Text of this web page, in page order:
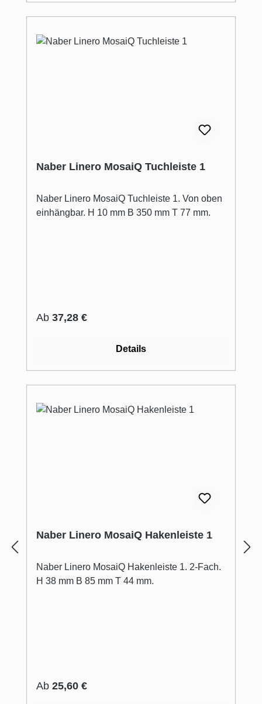
Naber Linero MosaiQ Tuchleiste 1
Naber Linero MosaiQ Tuchleiste 1. Von oben
einhängbar. H 10 mm B 350 mm T 77 mm.
Regulärer Preis:
Ab 37,28 €
Details
Naber Linero MosaiQ Hakenleiste 1
Naber Linero MosaiQ Hakenleiste 1. 2-Fach.
H 38 mm B 85 mm T 44 mm.
Regulärer Preis:
Ab 25,60 €